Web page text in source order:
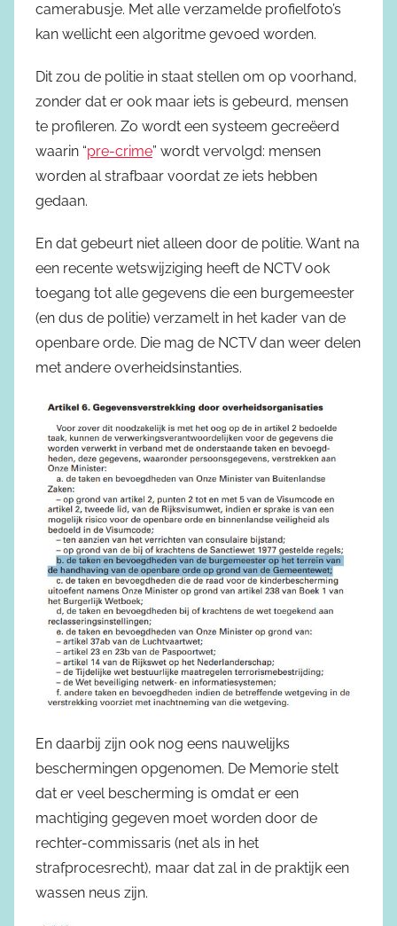
camerabusje. Met alle verzamelde profielfoto’s
kan wellicht een algoritme gevoed worden.
Dit zou de politie in staat stellen om op voorhand,
zonder dat er ook maar iets is gebeurd, mensen
te profileren. Zo wordt een systeem gecreëerd
waarin “pre-crime” wordt vervolgd: mensen
worden al strafbaar voordat ze iets hebben
gedaan.
En dat gebeurt niet alleen door de politie. Want na
een recente wetswijziging heeft de NCTV ook
toegang tot alle gegevens die een burgemeester
(en dus de politie) verzamelt in het kader van de
openbare orde. Die mag de NCTV dan weer delen
met andere overheidsinstanties.
En daarbij zijn ook nog eens nauwelijks
beschermingen opgenomen. De Memorie stelt
dat er veel bescherming is omdat er een
machtiging gegeven moet worden door de
rechter-commissaris (net als in het
strafprocesrecht), maar dat zal in de praktijk een
wassen neus zijn.